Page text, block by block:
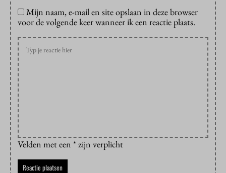
Mijn naam, e-mail en site opslaan in deze browser
voor de volgende keer wanneer ik een reactie plaats.
Velden met een * zijn verplicht